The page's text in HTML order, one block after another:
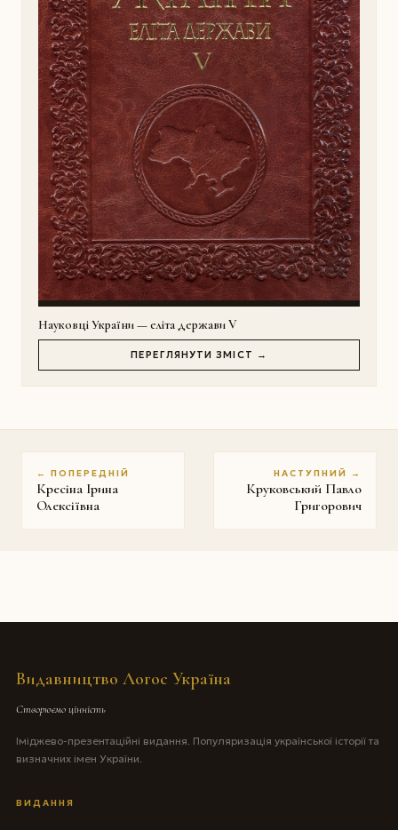
Науковці України — еліта держави V
ПЕРЕГЛЯНУТИ ЗМІСТ →
← ПОПЕРЕДНІЙ
Кресіна Ірина
Олексіївна
НАСТУПНИЙ →
Круковський Павло
Григорович
Видавництво Логос Україна
Створюємо цінність
Іміджево-презентаційні видання. Популяризація української історії та
визначних імен України.
ВИДАННЯ